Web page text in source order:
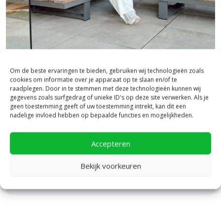
Om de beste ervaringen te bieden, gebruiken wij technologieën zoals
cookies om informatie over je apparaat op te slaan en/of te
raadplegen. Door in te stemmen met deze technologieën kunnen wij
gegevens zoals surfgedrag of unieke ID's op deze site verwerken. Als je
geen toestemming geeft of uw toestemming intrekt, kan dit een
nadelige invloed hebben op bepaalde functies en mogelijkheden.
Accepteren
Bekijk voorkeuren
buitenshuis noodzakelijk is, wordt het gebruik van de In Lite Hub
Protector sterk aangeraden. Zonder deze bescherming vervalt de
garantie. Buitenshuis moet de transformator minimaal 50
centimeter boven de grond worden gemonteerd om een veilige
Bezoek onze vestiging in Heerde,
inspiratie binnen én buiten!
Laat je inspireren in ons 2.500 m² experience centre,
binnen én buiten. Hier ontdek je de nieuwste
bestratingstrends, zie je materialen in het echt en krijg
je, als je dat wilt, specialistisch advies van ons team.
Een rondje samen en de ideeën stromen vanzelf
binnen!
Bekijk Showpresentatie